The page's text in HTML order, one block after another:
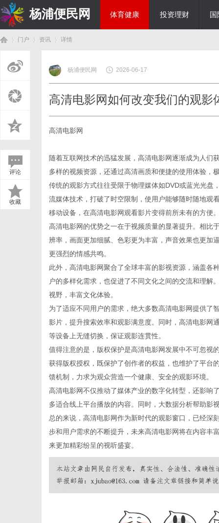
杨浦便民网 体育健康 投资理财
门户 资讯
›
详情
评论
收藏
杨浦便民网 2026-06-17
高清电影网如何改变我们的观影
高清电影网
随着互联网技术的迅猛发展，高清电影网逐渐成为人们
多样的视频资源，还通过高清画质和便捷的使用体验，
传统的观影方式往往受限于物理媒体如DVD或蓝光光盘
流媒体技术，打破了时空限制，使用户能够随时随地观
移动设备，在高清电影网观看影片变得前所未有的方便
高清电影网的优势之一在于视频质量的显著提升。相比
辨率，画面更加细腻、色彩更为丰富，声音效果也更加
更强烈的情感共鸣。
此外，高清电影网聚合了全球丰富的影视资源，涵盖各
户的多样化需求，也促进了不同文化之间的交流和理
视野，丰富文化体验。
为了适应不同用户的需求，绝大多数高清电影网提供了
影片，提升搜索效率和观影满意度。同时，高清电影网
等设备上无缝切换，保证观影连贯性。
值得注意的是，版权保护是高清电影网发展中不可忽视
获得版权授权，既保护了创作者的权益，也维护了平台
馈机制，力求为观众营造一个健康、安全的观影环境。
高清电影网不仅推动了媒体产业的数字化转型，还影响
多适合线上平台播放的内容。同时，大数据分析帮助影
总的来说，高清电影网作为新时代的观影窗口，已经深
步和用户需求的不断提升，未来高清电影网将在内容丰
来更加精彩纷呈的视听盛宴。